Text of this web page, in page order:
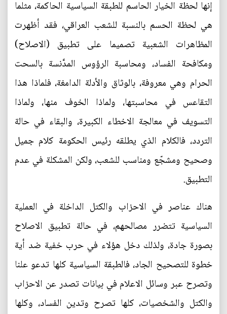
إنها لحظة الخيار الحاسم للطبقة السياسية الحاكمة، مثلما
هي لحظة الحسم بالنسبة للشعب العراقي، فقد أظهرت
المظاهرات الشعبية تصميما على تطبيق (الاصلاح)
ومكافحة الفساد، ومحاسبة الرؤوس المدَّنسة بالسحت
الحرام وهي معروفة، بالوثاق والأدلة الدامغة، فلماذا هذا
التقاعس في محاسبتها، ولماذا الخوف منها، ولماذا
التسويف في معالجة الاخطاء الكبيرة، والبقاء في حالة
التردد، فالكلام الذي يطلقه رئيس الحكومة كلام جميل
وصحيح ومشجّع ومناسب للشعب، ولكن المشكلة في عدم
التطبيق.
هناك عناصر في الاحزاب والكتل الداخلة في العملية
السياسية تتضرر مصالحهم، في حالة تطبيق الاصلاح
بصورة جادة، ولذلك دخل هؤلاء في حرب خفية ضد أية
خطوة للتصحيح الجاد، فالطبقة السياسية كلها تدعو علنا
وتصرح عبر وسائل الاعلام في بيانات تصدر عن الاحزاب
والكتل والشخصيات، كلها تصرح وتدين الفساد، وكلها